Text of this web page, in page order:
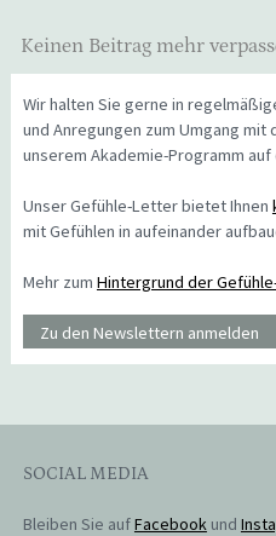
Keinen Beitrag mehr
Wir halten Sie gerne in
und Anregungen zum Umgang mit
unserem Akademie-Programm auf
Unser Gefühle-Letter bietet Ihnen
mit Gefühlen in aufeinander
Mehr zum Hintergrund der
Zu den Newslettern anmelden
SOCIAL MEDIA
Bleiben Sie aufFacebookund